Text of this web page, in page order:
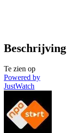
Beschrijving
Te zien op
Powered by
JustWatch